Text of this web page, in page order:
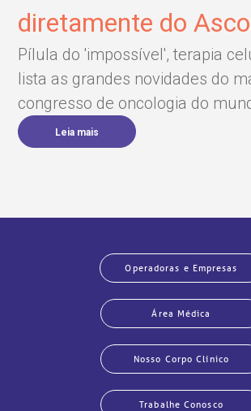
diretamente do Asco
Pílula do 'impossível', terapia
lista as grandes novidades do
congresso de oncologia do
Leia mais
Operadoras e Empresas
Área Médica
Nosso Corpo Clínico
Trabalhe Conosco